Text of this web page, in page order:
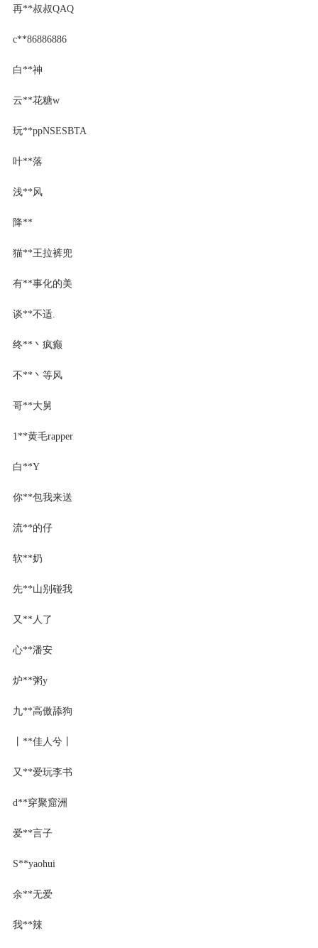
再**叔叔QAQ
c**86886886
白**神
云**花糖w
玩**ppNSESBTA
叶**落
浅**风
降**
猫**王拉裤兜
有**事化的美
谈**不适.
终**丶疯癫
不**丶等风
哥**大舅
1**黄毛rapper
白**Y
你**包我来送
流**的仔
软**奶
先**山别碰我
又**人了
心**潘安
炉**粥y
九**高傲舔狗
丨**佳人兮丨
又**爱玩李书
d**穿聚窟洲
爱**言子
S**yaohui
余**无爱
我**辣